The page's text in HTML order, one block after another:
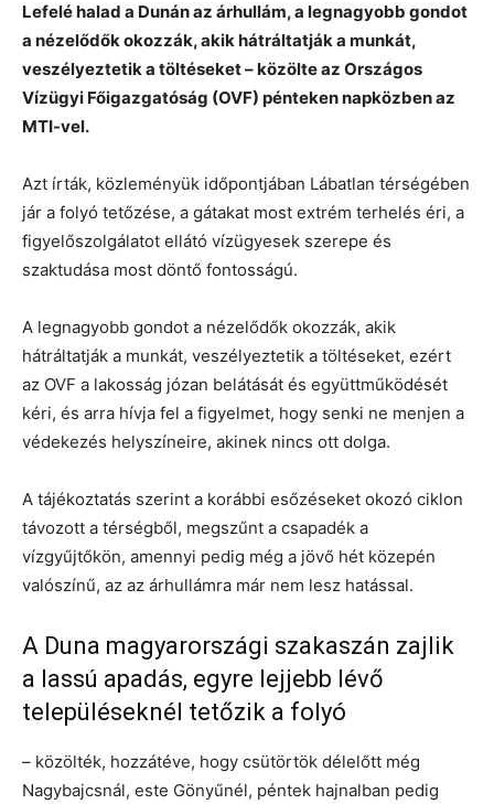
Lefelé halad a Dunán az árhullám, a legnagyobb gondot
a nézelődők okozzák, akik hátráltatják a munkát,
veszélyeztetik a töltéseket – közölte az Országos
Vízügyi Főigazgatóság (OVF) pénteken napközben az
MTI-vel.
Azt írták, közleményük időpontjában Lábatlan térségében
jár a folyó tetőzése, a gátakat most extrém terhelés éri, a
figyelőszolgálatot ellátó vízügyesek szerepe és
szaktudása most döntő fontosságú.
A legnagyobb gondot a nézelődők okozzák, akik
hátráltatják a munkát, veszélyeztetik a töltéseket, ezért
az OVF a lakosság józan belátását és együttműködését
kéri, és arra hívja fel a figyelmet, hogy senki ne menjen a
védekezés helyszíneire, akinek nincs ott dolga.
A tájékoztatás szerint a korábbi esőzéseket okozó ciklon
távozott a térségből, megszűnt a csapadék a
vízgyűjtőkön, amennyi pedig még a jövő hét közepén
valószínű, az az árhullámra már nem lesz hatással.
A Duna magyarországi szakaszán zajlik
a lassú apadás, egyre lejjebb lévő
településeknél tetőzik a folyó
– közölték, hozzátéve, hogy csütörtök délelőtt még
Nagybajcsnál, este Gönyűnél, péntek hajnalban pedig